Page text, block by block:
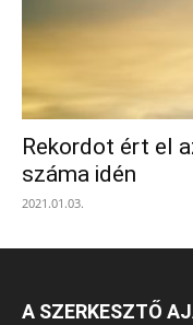
Rekordot ért el
száma idén
2021.01.03.
A SZERKESZTŐ